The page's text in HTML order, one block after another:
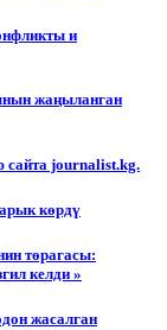
и
жаңыланган
сайта journalist.kg.
көрдү
төрагасы:
келди »
жасалган